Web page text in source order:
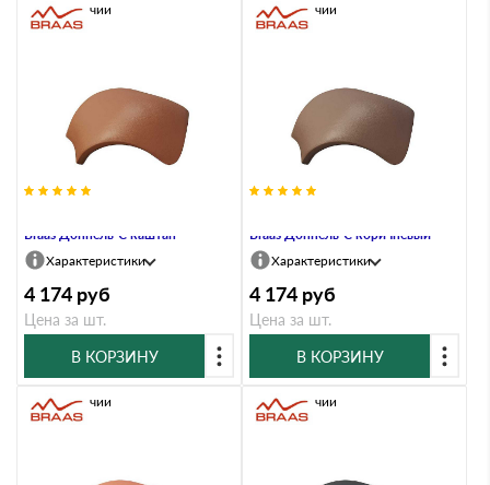
Braas Доппель-С каштан
В наличии
Характеристики
4 174 руб
Цена за шт.
В КОРЗИНУ
Braas Доппель-С коричневый
В наличии
Характеристики
4 174 руб
Цена за шт.
В КОРЗИНУ
В наличии В наличии